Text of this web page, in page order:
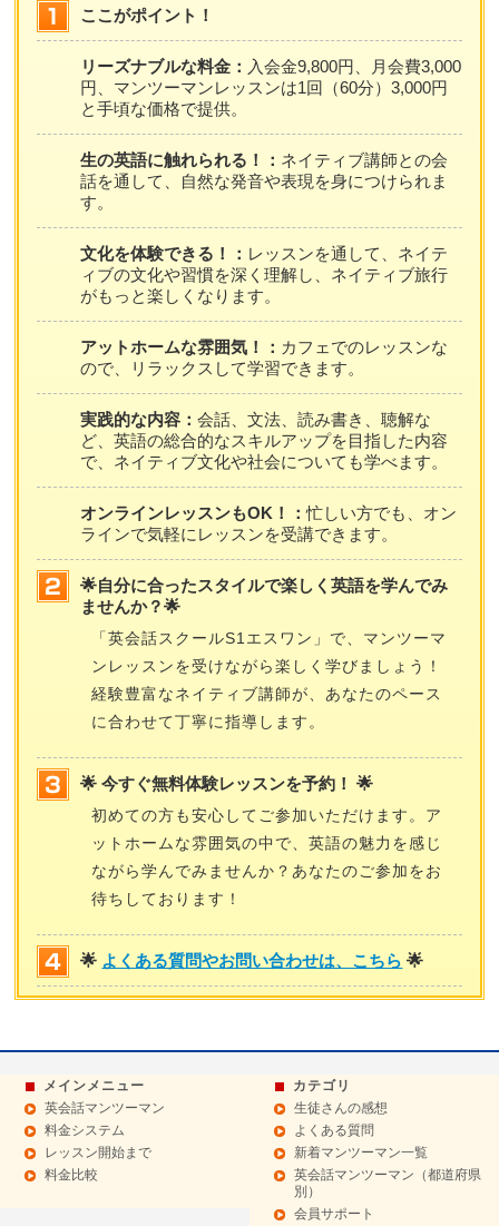
ここがポイント！
リーズナブルな料金： 入会金9,800円、月会費3,000
円、マンツーマンレッスンは1回（60分）3,000円
と手頃な価格で提供。
生の英語に触れられる！： ネイティブ講師との会
話を通して、自然な発音や表現を身につけられま
す。
文化を体験できる！： レッスンを通して、ネイテ
ィブの文化や習慣を深く理解し、ネイティブ旅行
がもっと楽しくなります。
アットホームな雰囲気！： カフェでのレッスンな
ので、リラックスして学習できます。
実践的な内容：会話、文法、読み書き、聴解な
ど、英語の総合的なスキルアップを目指した内容
で、ネイティブ文化や社会についても学べます。
オンラインレッスンもOK！：忙しい方でも、オン
ラインで気軽にレッスンを受講できます。
🌟自分に合ったスタイルで楽しく英語を学んでみ
ませんか？🌟
「英会話スクールS1エスワン」で、マンツーマ
ンレッスンを受けながら楽しく学びましょう！
経験豊富なネイティブ講師が、あなたのペース
に合わせて丁寧に指導します。
🌟 今すぐ無料体験レッスンを予約！ 🌟
初めての方も安心してご参加いただけます。ア
ットホームな雰囲気の中で、英語の魅力を感じ
ながら学んでみませんか？あなたのご参加をお
待ちしております！
🌟 よくある質問やお問い合わせは、こちら 🌟
メインメニュー
英会話マンツーマン
料金システム
レッスン開始まで
料金比較
カテゴリ
生徒さんの感想
よくある質問
新着マンツーマン一覧
英会話マンツーマン（都道府県
別）
会員サポート